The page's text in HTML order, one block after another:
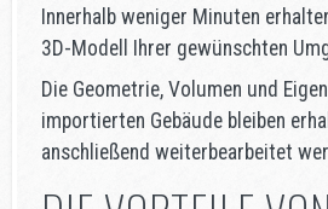
Innerhalb weniger Minuten
3D-Modell Ihrer gewünschten
Die Geometrie, Volumen und
importierten Gebäude bleiben
anschließend weiterbearbeitet